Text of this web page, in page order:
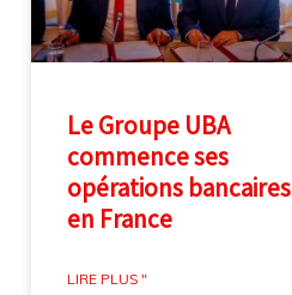
Le Groupe UBA
commence ses
opérations bancaires
en France
LIRE PLUS "